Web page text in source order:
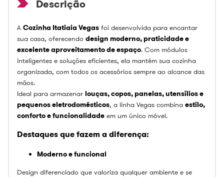
A Cozinha Itatiaia Vegas foi desenvolvida para encantar
sua casa, oferecendo design moderno, praticidade e
excelente aproveitamento de espaço. Com módulos
inteligentes e soluções eficientes, ela mantém sua cozinha
organizada, com todos os acessórios sempre ao alcance das
mãos.
Ideal para armazenar louças, copos, panelas, utensílios e
pequenos eletrodomésticos, a linha Vegas combina estilo,
conforto e funcionalidade em um único móvel.
Destaques que fazem a diferença:
Moderno e funcional
Design diferenciado que valoriza qualquer ambiente e se